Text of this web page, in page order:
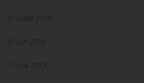
juillet 2019
juin 2019
mai 2019